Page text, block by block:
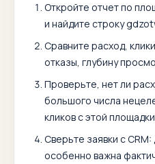
Откройте отчет по
и найдите строку
Сравните расход,
отказы, глубину
Проверьте, нет ли
большого числа
кликов с этой
Сверьте заявки с
особенно важна